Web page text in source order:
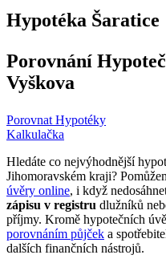
Hypotéka Šaratice
Porovnání
Vyškova
Porovnat Hypotéky
Kalkulačka
Hledáte co nejvýhodnější
Jihomoravském kraji?
úvěry online, i když
zápisu v registru dlužníků
příjmy. Kromě hypotečních
porovnáním půjček a
dalších finančních nástrojů.